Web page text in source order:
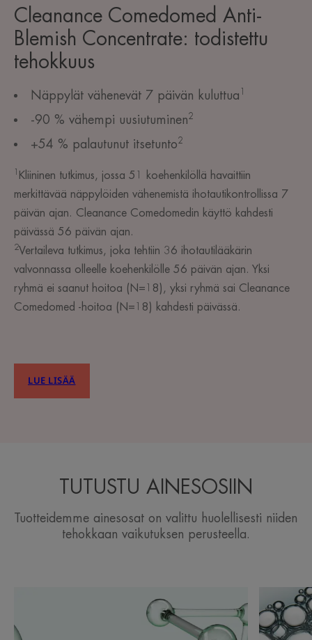
Cleanance Comedomed Anti-
Blemish Concentrate: todistettu
tehokkuus
Näppylät vähenevät 7 päivän kuluttua 1
-90 % vähempi uusiutuminen2
+54 % palautunut itsetunto2
1 Kliininen tutkimus, jossa 51 koehenkilöllä havaittiin
merkittävää näppylöiden vähenemistä ihotautikontrollissa 7
päivän ajan. Cleanance Comedomedin käyttö kahdesti
päivässä 56 päivän ajan.
2Vertaileva tutkimus, joka tehtiin 36 ihotautilääkärin
valvonnassa olleelle koehenkilölle 56 päivän ajan. Yksi
ryhmä ei saanut hoitoa (N=18), yksi ryhmä sai Cleanance
Comedomed -hoitoa (N=18) kahdesti päivässä.
LUE LISÄÄ
TUTUSTU AINESOSIIN
Tuotteidemme ainesosat on valittu huolellisesti niiden
tehokkaan vaikutuksen perusteella.